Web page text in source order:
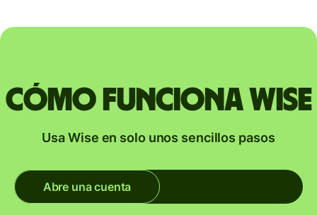
Cómo funciona Wise
Usa Wise en solo unos sencillos pasos
Abre una cuenta